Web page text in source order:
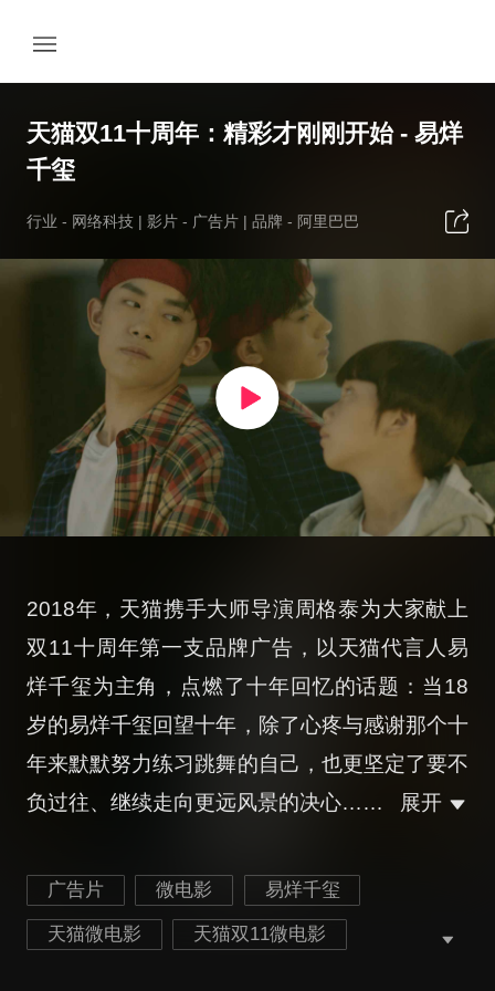
天猫双11十周年：精彩才刚刚开始 - 易烊
千玺
行业 - 网络科技 | 影片 - 广告片 | 品牌 - 阿里巴巴
2018年，天猫携手大师导演周格泰为大家献上
双11十周年第一支品牌广告，以天猫代言人易
烊千玺为主角，点燃了十年回忆的话题：当18
岁的易烊千玺回望十年，除了心疼与感谢那个十
年来默默努力练习跳舞的自己，也更坚定了要不
负过往、继续走向更远风景的决心……
展开
广告片 微电影 易烊千玺
天猫微电影 天猫双11微电影